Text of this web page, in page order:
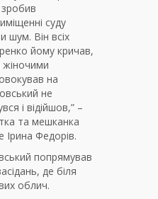
суду
шум. Він всіх
йому кричав,
на
не
і відійшов,” –
та мешканка
Федорів.
попрямував
де біля
облич.